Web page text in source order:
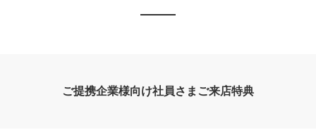
ご提携企業様向け社員さまご来店特典